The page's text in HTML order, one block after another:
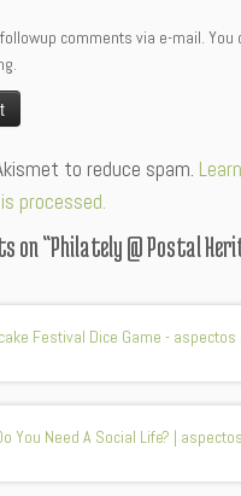
comments via e-mail. You
to reduce spam.
processed.
on “Philately @ Postal
Festival Dice Game - aspectos
You Need A Social Life? |